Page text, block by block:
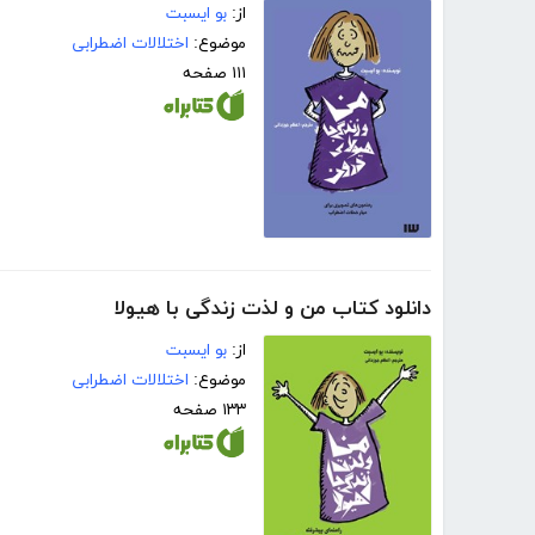
از: بو ایسبت
موضوع: اختلالات اضطرابی
۱۱۱ صفحه
دانلود کتاب من و لذت زندگی با هیولا
از: بو ایسبت
موضوع: اختلالات اضطرابی
۱۳۳ صفحه